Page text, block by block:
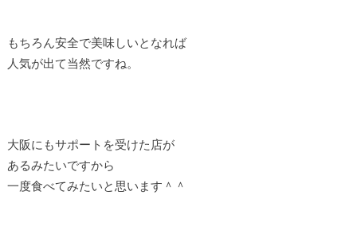
もちろん安全で美味しいとなれば
人気が出て当然ですね。
大阪にもサポートを受けた店が
あるみたいですから
一度食べてみたいと思います＾＾